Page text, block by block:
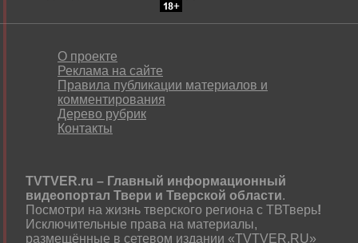
О проекте
Реклама на сайте
Правила публикации материалов и
комментирования
Дерево рубрик
Контакты
TVTVER.ru – Главный информационный
видеопортал Твери и Тверской области.
Посмотри на жизнь тверского региона с ТВТверь!
Исключительные права на материалы,
размещённые в сетевом издании «TVTVER.RU»